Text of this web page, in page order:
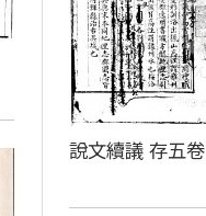
說文續議 存五卷